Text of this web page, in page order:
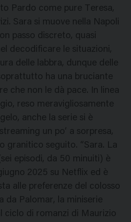
Pardo come pure Teresa,
Sara si muove nella Napoli
passo discreto, quasi
decodificare le situazioni,
delle labbra, dunque delle
ha una bruciante
che non le dà pace. In linea
reso meravigliosamente
anche la serie si è
un po’ a sorpresa,
granitico seguito. “Sara. La
episodi, da 50 minuiti) è
2025 su Netflix ed è
alle preferenze del colosso
da Palomar, la miniserie
ciclo di romanzi di Maurizio